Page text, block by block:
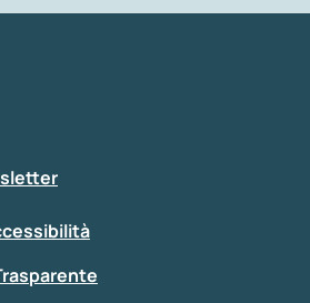
della segnalazione